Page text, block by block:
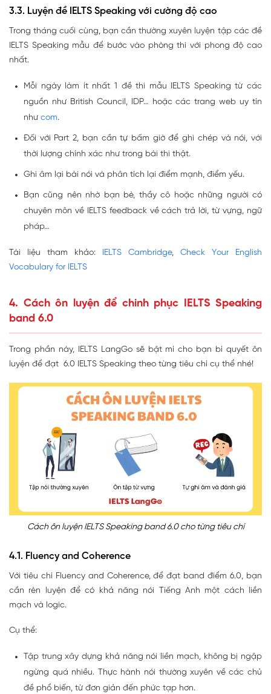
3.3. Luyện đề IELTS Speaking với cường độ cao
Trong tháng cuối cùng, bạn cần thường xuyên luyện tập các đề
IELTS Speaking mẫu để bước vào phòng thi với phong độ cao
nhất.
Mỗi ngày làm ít nhất 1 đề thi mẫu IELTS Speaking từ các
nguồn như British Council, IDP… hoặc các trang web uy tín
như com.
Đối với Part 2, bạn cần tự bấm giờ để ghi chép và nói, với
thời lượng chính xác như trong bài thi thật.
Ghi âm lại bài nói và phân tích lại điểm mạnh, điểm yếu.
Bạn cũng nên nhờ bạn bè, thầy cô hoặc những người có
chuyên môn về IELTS feedback về cách trả lời, từ vựng, ngữ
pháp…
Tài liệu tham khảo: IELTS Cambridge, Check Your English
Vocabulary for IELTS
4. Cách ôn luyện để chinh phục IELTS Speaking
band 6.0
Trong phần này, IELTS LangGo sẽ bật mí cho bạn bí quyết ôn
luyện để đạt 6.0 IELTS Speaking theo từng tiêu chí cụ thể nhé!
Cách ôn luyện IELTS Speaking band 6.0 cho từng tiêu chí
4.1. Fluency and Coherence
Với tiêu chí Fluency and Coherence, để đạt band điểm 6.0, bạn
cần rèn luyện để có khả năng nói Tiếng Anh một cách liền
mạch và logic.
Cụ thể:
Tập trung xây dựng khả năng nói liền mạch, không bị ngập
ngừng quá nhiều. Thực hành nói thường xuyên về các chủ
đề phổ biến, từ đơn giản đến phức tạp hơn.